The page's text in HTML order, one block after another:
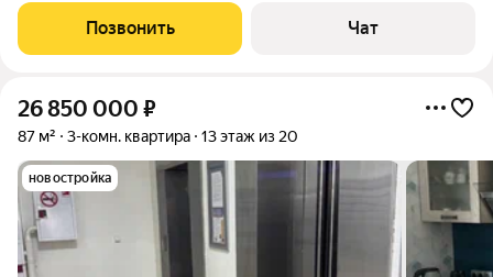
комнатами и возможностью изолировать третью одной
перегородкой. В квартире
Позвонить Чат
26 850 000 ₽
87 м² 3-комн. квартира 13 этаж из 20
новостройка